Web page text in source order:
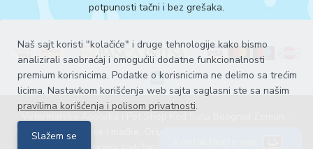
Naš sajt koristi "kolačiće" i druge tehnologije kako bismo
analizirali saobraćaj i omogućili dodatne funkcionalnosti
premium korisnicima. Podatke o korisnicima ne delimo sa trećim
licima. Nastavkom korišćenja web sajta saglasni ste sa našim
pravilima korišćenja i polisom privatnosti.
Slažem se
potpunosti tačni i bez grešaka.
Acana hrana za pse i mačke, Orijen hrana za pse i mačke ©. Sva